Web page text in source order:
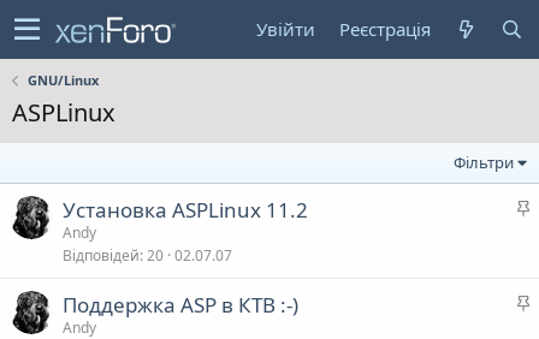
Увійти Реєстрація
GNU/Linux
ASPLinux
Фільтри
В
и
Установка ASPLinux 11.2
Andy
Відповідей 20 02.07.07
В
Поддержка ASP в КТВ :-)
Andy